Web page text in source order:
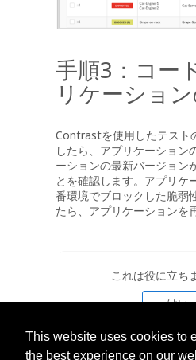
This website uses cookies to
the best experience on our
手順3：コー
リケーショ
Contrastを使用したテスト
したら、アプリケーション
ーションの最新バージョン
とを確認します。アプリケ
番環境でブロックした脆弱
たら、アプリケーションを
これは役に立ち
はい
いいえ